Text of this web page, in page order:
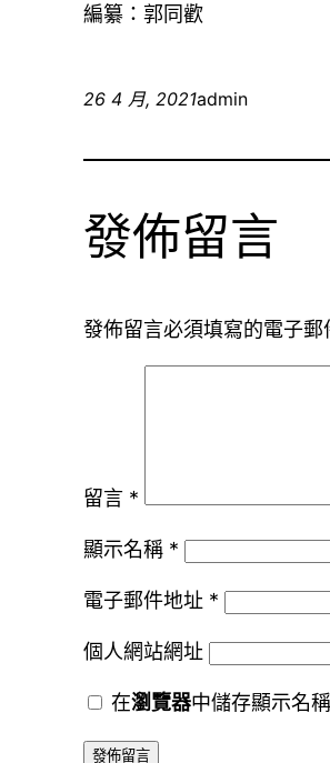
編纂：郭同歡
26 4 月, 2021admin
發佈留言
發佈留言必須填寫的電子郵
留言 *
顯示名稱 *
電子郵件地址 *
個人網站網址
在瀏覽器中儲存顯示名